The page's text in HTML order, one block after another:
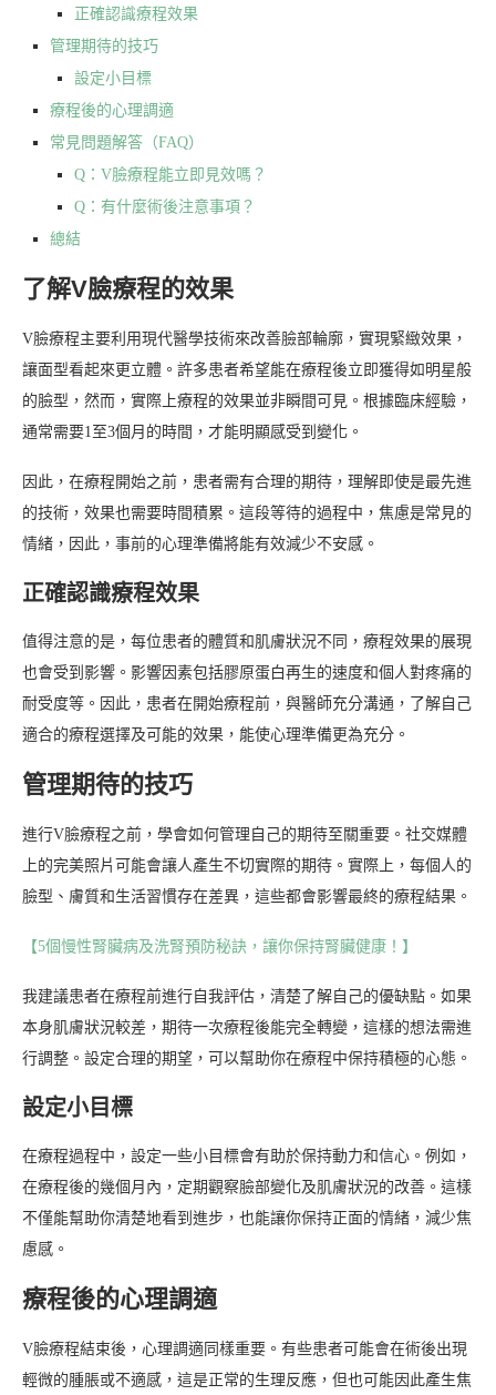
正確認識療程效果
管理期待的技巧
設定小目標
療程後的心理調適
常見問題解答（FAQ）
Q：V臉療程能立即見效嗎？
Q：有什麼術後注意事項？
總結
了解V臉療程的效果
V臉療程主要利用現代醫學技術來改善臉部輪廓，實現緊緻效果，
讓面型看起來更立體。許多患者希望能在療程後立即獲得如明星般
的臉型，然而，實際上療程的效果並非瞬間可見。根據臨床經驗，
通常需要1至3個月的時間，才能明顯感受到變化。
因此，在療程開始之前，患者需有合理的期待，理解即使是最先進
的技術，效果也需要時間積累。這段等待的過程中，焦慮是常見的
情緒，因此，事前的心理準備將能有效減少不安感。
正確認識療程效果
值得注意的是，每位患者的體質和肌膚狀況不同，療程效果的展現
也會受到影響。影響因素包括膠原蛋白再生的速度和個人對疼痛的
耐受度等。因此，患者在開始療程前，與醫師充分溝通，了解自己
適合的療程選擇及可能的效果，能使心理準備更為充分。
管理期待的技巧
進行V臉療程之前，學會如何管理自己的期待至關重要。社交媒體
上的完美照片可能會讓人產生不切實際的期待。實際上，每個人的
臉型、膚質和生活習慣存在差異，這些都會影響最終的療程結果。
【5個慢性腎臟病及洗腎預防秘訣，讓你保持腎臟健康！】
我建議患者在療程前進行自我評估，清楚了解自己的優缺點。如果
本身肌膚狀況較差，期待一次療程後能完全轉變，這樣的想法需進
行調整。設定合理的期望，可以幫助你在療程中保持積極的心態。
設定小目標
在療程過程中，設定一些小目標會有助於保持動力和信心。例如，
在療程後的幾個月內，定期觀察臉部變化及肌膚狀況的改善。這樣
不僅能幫助你清楚地看到進步，也能讓你保持正面的情緒，減少焦
慮感。
療程後的心理調適
V臉療程結束後，心理調適同樣重要。有些患者可能會在術後出現
輕微的腫脹或不適感，這是正常的生理反應，但也可能因此產生焦